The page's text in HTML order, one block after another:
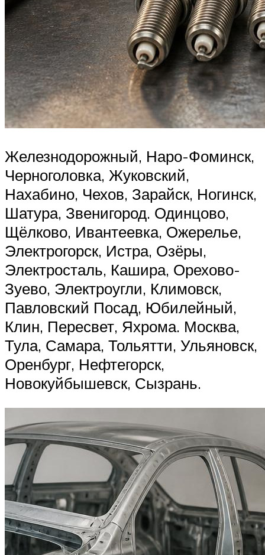
Железнодорожный, Наро-Фоминск,
Черноголовка, Жуковский,
Нахабино, Чехов, Зарайск, Ногинск,
Шатура, Звенигород. Одинцово,
Щёлково, Ивантеевка, Ожерелье,
Электрогорск, Истра, Озёры,
Электросталь, Кашира, Орехово-
Зуево, Электроугли, Климовск,
Павловский Посад, Юбилейный,
Клин, Пересвет, Яхрома. Москва,
Тула, Самара, Тольятти, Ульяновск,
Оренбург, Нефтегорск,
Новокуйбышевск, Сызрань.